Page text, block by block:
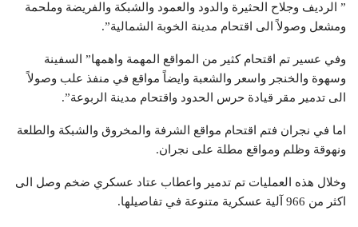
” الرديف وجلاح الحثيرة والدود والعمود والشبكة والفريضة وملحمة
ومشعل وصولاً الى اقتحام مدينة الخوبة الشمالية”.
وفي عسير تم اقتحام كثير من المواقع المهمة واهمها” السفينة
وسهوة والخنجر واسعر والشعبة وايضاً مواقع في منفذ علب وصولاً
الى تدمير مقر قيادة حرس الحدود واقتحام مدينة الربوعة”.
اما في نجران فتم اقتحام مواقع الشرفة والمخروق والشبكة والطلعة
ونهوقة وظلم ومواقع مطلة على نجران.
وخلال هذه العمليات تم تدمير واعطاب عتاد عسكري ضخم وصل الى
اكثر من 966 آلية عسكرية متنوعة في تفاصيلها.